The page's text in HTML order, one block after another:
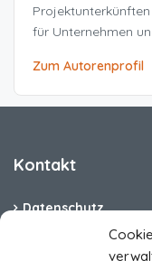
für Unternehmen
Zum Autorenprofil
Kontakt
Datenschutz
Cookie-Richtlinie